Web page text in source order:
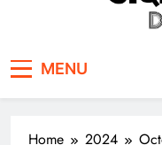
MENU
Home 2024